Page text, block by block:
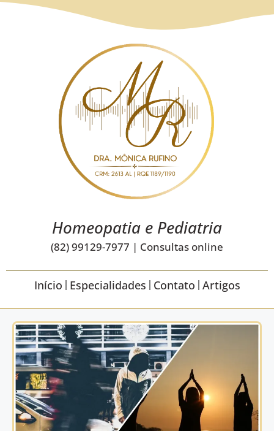
Homeopatia e Pediatria
(82) 99129-7977 | Consultas online
Início Especialidades Contato Artigos